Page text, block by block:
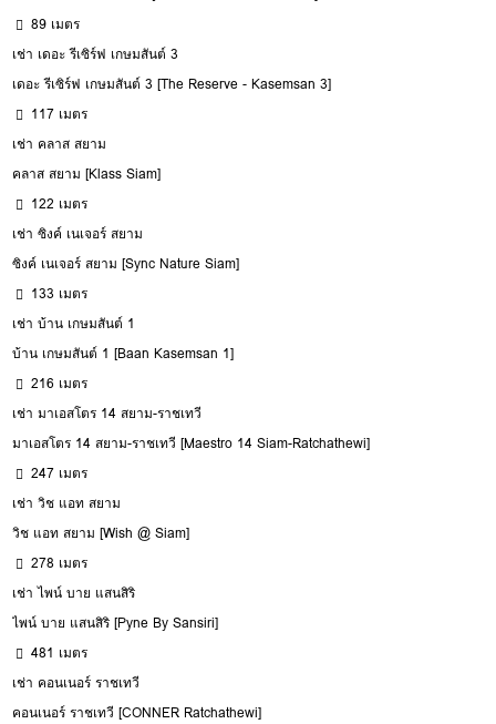
89 เมตร
เช่า เดอะ รีเซิร์ฟ เกษมสันต์ 3
เดอะ รีเซิร์ฟ เกษมสันต์ 3 [The Reserve - Kasemsan 3]
117 เมตร
เช่า คลาส สยาม
คลาส สยาม [Klass Siam]
122 เมตร
เช่า ซิงค์ เนเจอร์ สยาม
ซิงค์ เนเจอร์ สยาม [Sync Nature Siam]
133 เมตร
เช่า บ้าน เกษมสันต์ 1
บ้าน เกษมสันต์ 1 [Baan Kasemsan 1]
216 เมตร
เช่า มาเอสโตร 14 สยาม-ราชเทวี
มาเอสโตร 14 สยาม-ราชเทวี [Maestro 14 Siam-Ratchathewi]
247 เมตร
เช่า วิช แอท สยาม
วิช แอท สยาม [Wish @ Siam]
278 เมตร
เช่า ไพน์ บาย แสนสิริ
ไพน์ บาย แสนสิริ [Pyne By Sansiri]
481 เมตร
เช่า คอนเนอร์ ราชเทวี
คอนเนอร์ ราชเทวี [CONNER Ratchathewi]